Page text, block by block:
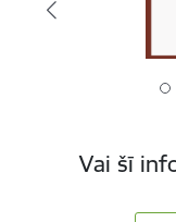
Vai šī